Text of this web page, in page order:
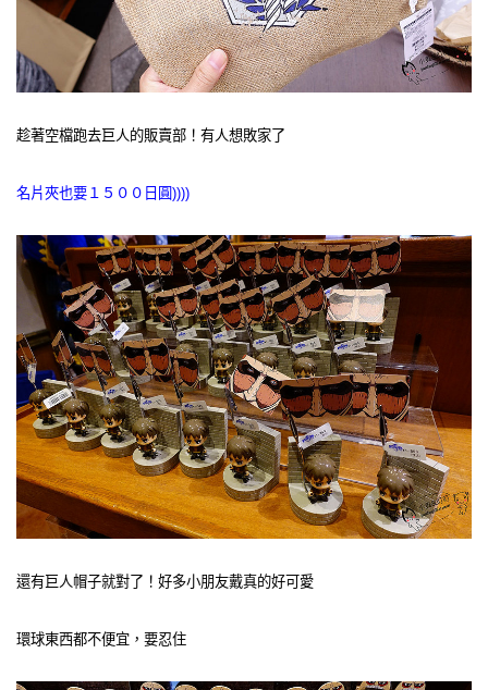
趁著空檔跑去巨人的販賣部！有人想敗家了
名片夾也要１５００日圓))))
還有巨人帽子就對了！好多小朋友戴真的好可愛
環球東西都不便宜，要忍住